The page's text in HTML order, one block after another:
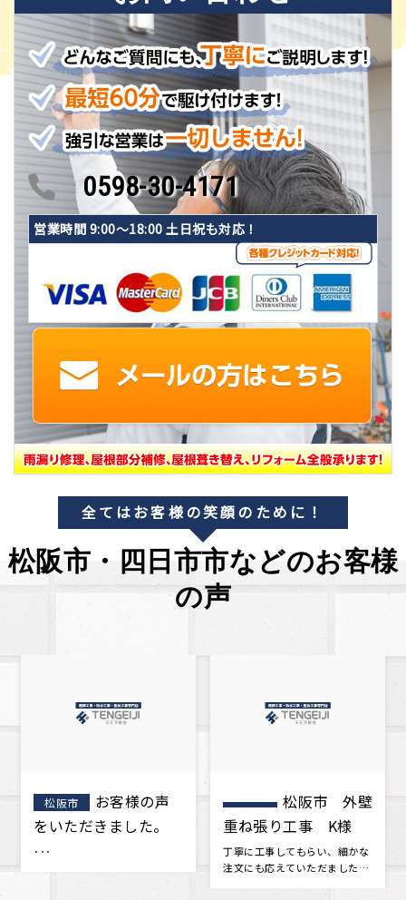
0598-30-4171
営業時間 9:00〜18:00 土日祝も対応！
全てはお客様の笑顔のために！
松阪市・四日市市などのお客様
の声
松阪市 外壁
重ね張り工事 K様
丁寧に工事してもらい、細かな
松阪市
松阪市 屋
根工事 葺き替え工
事 A様邸
今回築年数が15年をすぎ、一度
点検をした方がいいかもしれな